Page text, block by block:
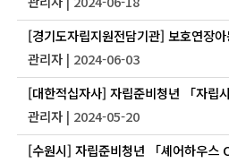
[경기도자립지원전담기관] 보호연장
관리자 | 2024-06-03
[대한적십자사] 자립준비청년 「자립
관리자 | 2024-05-20